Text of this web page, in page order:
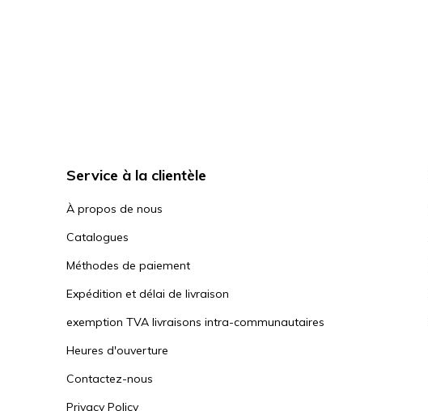
Service à la clientèle
À propos de nous
Catalogues
Méthodes de paiement
Expédition et délai de livraison
exemption TVA livraisons intra-communautaires
Heures d'ouverture
Contactez-nous
Privacy Policy